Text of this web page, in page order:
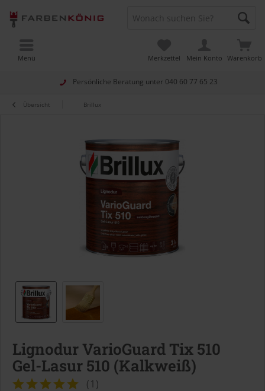
Persönliche Beratung unter 040 60 77 65 23
Warenkorb
Merkzettel Mein Konto
Menü
Übersicht Brillux
Lignodur VarioGuard Tix 510
Gel-Lasur 510 (Kalkweiß)
(1 )